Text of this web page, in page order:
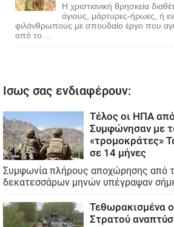
Η χριστιανική θρησκεία
άγιους, μάρτυρες-ήρωες, ή
φιλάνθρωπους με σπουδαίο έργο που
από το ...